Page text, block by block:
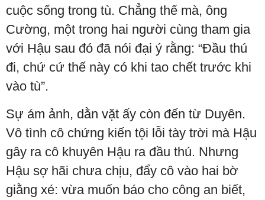
cuộc sống trong tù. Chẳng thế mà, ông
Cường, một trong hai người cùng tham gia
với Hậu sau đó đã nói đại ý rằng: “Đầu thú
đi, chứ cứ thế này có khi tao chết trước khi
vào tù”.
Sự ám ảnh, dằn vặt ấy còn đến từ Duyên.
Vô tình cô chứng kiến tội lỗi tày trời mà Hậu
gây ra cô khuyên Hậu ra đầu thú. Nhưng
Hậu sợ hãi chưa chịu, đẩy cô vào hai bờ
giằng xé: vừa muốn báo cho công an biết,